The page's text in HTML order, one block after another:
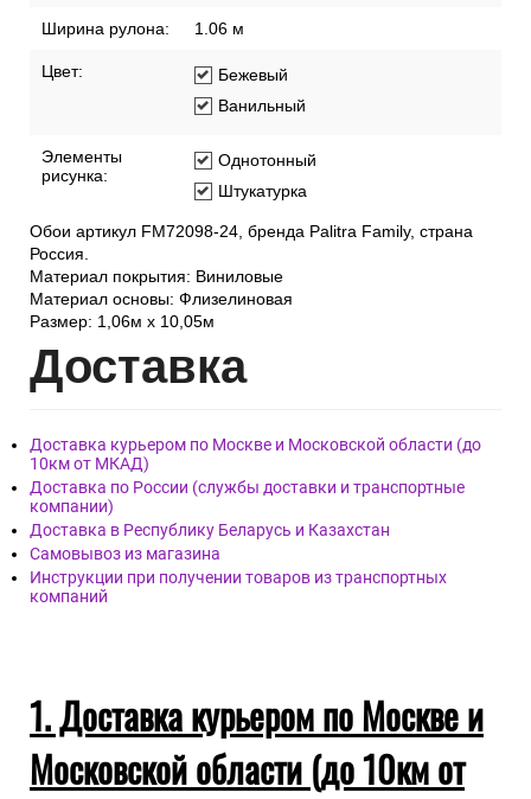
Ширина рулона: 1.06 м
Цвет:
Бежевый
Ванильный
Элементы
рисунка:
Однотонный
Штукатурка
Обои артикул FM72098-24, бренда Palitra Family, страна
Россия.
Материал покрытия: Виниловые
Материал основы: Флизелиновая
Размер: 1,06м х 10,05м
Доставка
Доставка курьером по Москве и Московской области (до
10км от МКАД)
Доставка по России (службы доставки и транспортные
компании)
Доставка в Республику Беларусь и Казахстан
Самовывоз из магазина
Инструкции при получении товаров из транспортных
компаний
1. Доставка курьером по Москве и
Московской области (до 10км от